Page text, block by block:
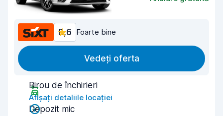
8,6 Foarte bine
Vedeți oferta
Birou de închirieri
Afișați detaliile locației
Depozit mic